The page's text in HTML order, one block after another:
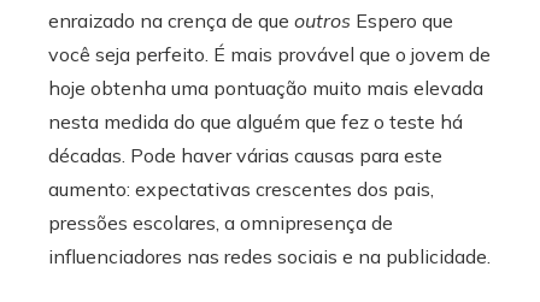
enraizado na crença de que outros Espero que
você seja perfeito. É mais provável que o jovem de
hoje obtenha uma pontuação muito mais elevada
nesta medida do que alguém que fez o teste há
décadas. Pode haver várias causas para este
aumento: expectativas crescentes dos pais,
pressões escolares, a omnipresença de
influenciadores nas redes sociais e na publicidade.